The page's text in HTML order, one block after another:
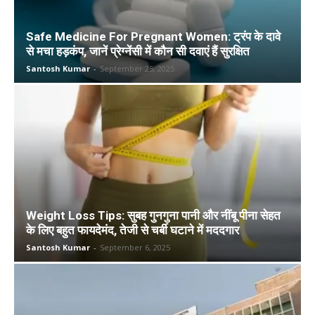
Safe Medicine For Pregnant Women: ट्रंप के दावे
से मचा हड़कंप, जानें प्रेग्नेंसी में कौन सी दवाएं हैं सुरक्षित
Santosh Kumar - September 25, 2025
Weight Loss Tips: सुबह गुनगुना पानी और नींबू पीना सेहत
के लिए बहुत फायदेमंद, तेजी से चर्बी घटाने में मददगार
Santosh Kumar - September 6, 2025